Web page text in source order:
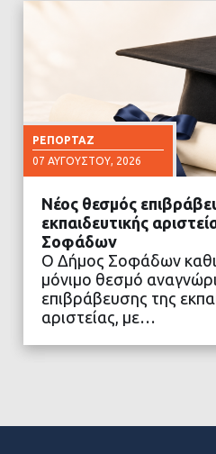
ΡΕΠΟΡΤΆΖ
07 ΑΥΓΟΎΣΤΟΥ, 2026
ΔΙΑΒΑΣΤΕ
Νέος θεσμός
εκπαιδευτικής
Σοφάδων
Ο Δήμος Σοφάδων
μόνιμο θεσμό
επιβράβευσης της
αριστείας, με…